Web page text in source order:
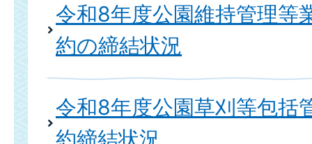
令和8年度公園維持管理等
約の締結状況
令和8年度公園草刈等包括
約締結状況